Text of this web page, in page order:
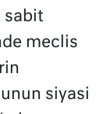
sabit
meclis
siyasi